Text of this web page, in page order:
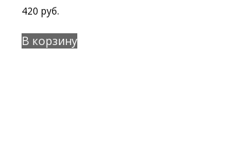
420 руб.
В корзину